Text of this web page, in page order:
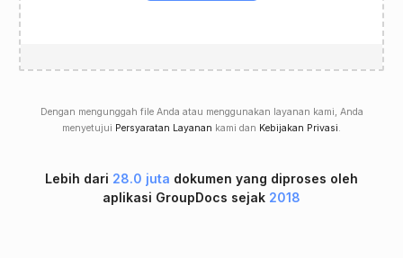
Dengan mengunggah file Anda atau menggunakan layanan kami, Anda
menyetujui Persyaratan Layanan kami dan Kebijakan Privasi.
Lebih dari 28.0 juta dokumen yang diproses oleh
aplikasi GroupDocs sejak 2018